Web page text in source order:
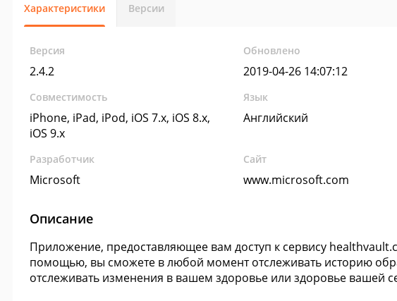
Характеристики Версии
Версия
2.4.2
Обновлено
2019-04-26 14:07:12
Совместимость
iPhone, iPad, iPod, iOS 7.x, iOS 8.x,
iOS 9.x
Язык
Английский
Разработчик
Microsoft
Сайт
www.microsoft.com
Описание
Приложение, предоставляющее вам доступ к сервису
помощью, вы сможете в любой момент отслеживать историю
отслеживать изменения в вашем здоровье или здоровье вашей